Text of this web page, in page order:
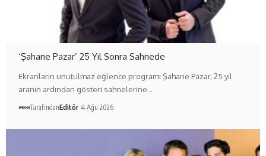
‘Şahane Pazar’ 25 Yıl Sonra Sahnede
Ekranların unutulmaz eğlence programı Şahane Pazar, 25 yıl
aranın ardından gösteri sahnelerine…
TarafındanEditör 4 Ağu 2026